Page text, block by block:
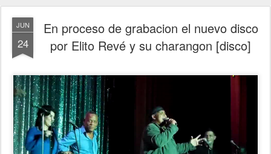
JUN
24
En proceso de grabacion el nuevo disco
por Elito Revé y su charangon [disco]